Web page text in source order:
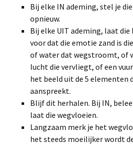
Bij elke IN ademing, stel je
opnieuw.
Bij elke UIT ademing, laat die
voor dat die emotie zand is
of water dat wegstroomt, of
lucht die vervliegt, of een
het beeld uit de 5 elementen
aanspreekt.
Blijf dit herhalen. Bij IN,
laat die wegvloeien.
Langzaam merk je het
het steeds moeilijker wordt